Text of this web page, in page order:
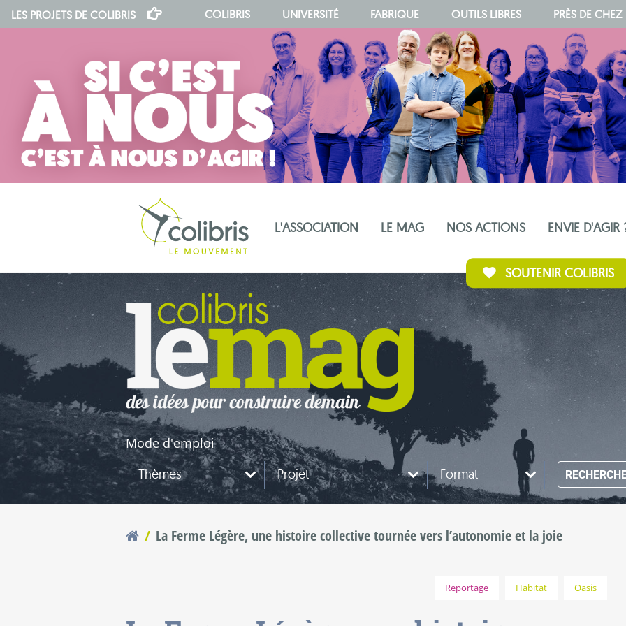
LES PROJETS DE COLIBRIS COLIBRIS UNIVERSITÉ FABRIQUE OUTILS LIBRES PRÈS DE
L'ASSOCIATION LE MAG NOS ACTIONS ENVIE D'AGIR
indépendance
SOUTENIR COLIBRIS
Mode d'emploi
Thèmes Projet Format
La Ferme Légère, une histoire collective tournée vers l’autonomie et la joie
Reportage Habitat Oasis